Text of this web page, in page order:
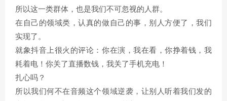
所以这一类群体，也是我们不可忽视的人群。
在自己的领域类，认真的做自己的事，别人方便了，我们
实现了。
就象抖音上很火的评论：你在演，我在看，你挣着钱，我
耗着电！你关了直播数钱，我关了手机充电！
扎心吗？
所以我们何不在音频这个领域逆袭，让别人听着我们发的